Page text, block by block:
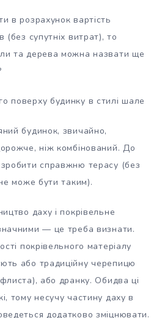
в розрахунок вартість
(без супутніх витрат), то
та дерева можна назвати ще
поверху будинку в стилі шале
будинок, звичайно,
ніж комбінований. До
справжню терасу (без
може бути таким).
даху і покрівельне
— це треба визнати.
покрівельного матеріалу
або традиційну черепицю
або дранку. Обидва ці
тому несучу частину даху в
додатково зміцнювати.